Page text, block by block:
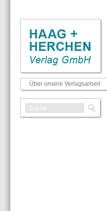
Über unsere Verlagsarbeit